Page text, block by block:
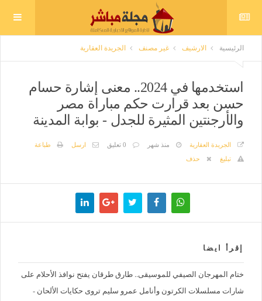
الرئيسية الارشيف غير مصنف الجريدة العقارية
استخدمها في 2024.. معنى إشارة حسام
حسن بعد قرارت حكم مباراة مصر
والأرجنتين المثيرة للجدل - بوابة المدينة
الجريدة العقارية منذ شهر 0 تعليق ارسل
طباعة
تبليغ
حذف
إقرأ ايضا
ختام المهرجان الصيفي للموسيقى.. طارق طرقان يفتح نوافذ الأحلام على
شارات مسلسلات الكرتون وأنامل عمرو سليم تروى حكايات الألحان -